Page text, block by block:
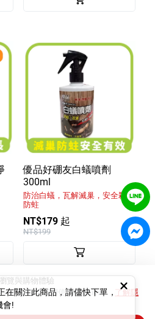
優品好硼友白蟻噴劑
300ml
防治白蟻，瓦解滅巢，安全殺蟲
防蛀
NT$179 起
NT$199
在關注此商品，請儘快下單，
會!
覽與購物體驗
示您同意我們使用Cookies。
了解隱